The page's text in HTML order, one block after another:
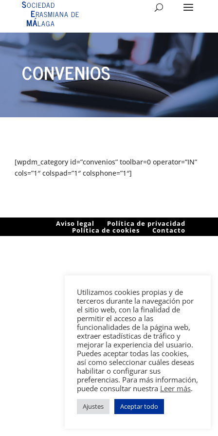
SOCIEDAD
ERASMIANA DE
MÁLAGA
CONVENIOS
[wpdm_category id=”convenios” toolbar=0 operator=”IN”
cols=”1″ colspad=”1″ colsphone=”1″]
Aviso legal Política de privacidad
Política de cookies Contacto
Utilizamos cookies propias y de
terceros durante la navegación por
el sitio web, con la finalidad de
permitir el acceso a las
funcionalidades de la página web,
extraer estadísticas de tráfico y
mejorar la experiencia del usuario.
Puedes aceptar todas las cookies,
así como seleccionar cuáles deseas
habilitar o configurar sus
preferencias. Para más información,
puede consultar nuestra Leer más.
Ajustes Aceptar todo